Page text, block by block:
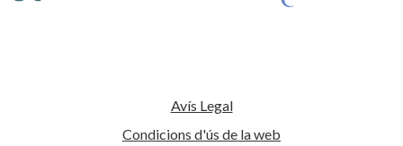
Avís Legal
Condicions d'ús de la web